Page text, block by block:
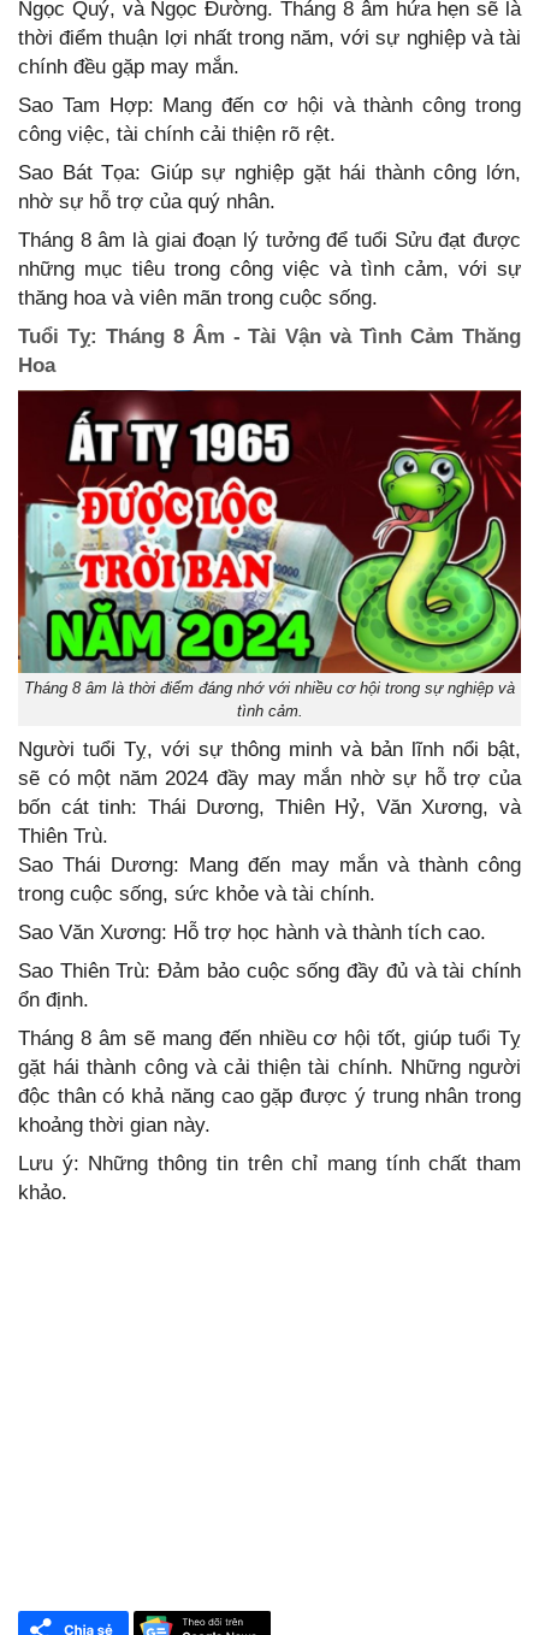
Ngọc Quý, và Ngọc Đường. Tháng 8 âm hứa hẹn sẽ là
thời điểm thuận lợi nhất trong năm, với sự nghiệp và tài
chính đều gặp may mắn.
Sao Tam Hợp: Mang đến cơ hội và thành công trong
công việc, tài chính cải thiện rõ rệt.
Sao Bát Tọa: Giúp sự nghiệp gặt hái thành công lớn,
nhờ sự hỗ trợ của quý nhân.
Tháng 8 âm là giai đoạn lý tưởng để tuổi Sửu đạt được
những mục tiêu trong công việc và tình cảm, với sự
thăng hoa và viên mãn trong cuộc sống.
Tuổi Tỵ: Tháng 8 Âm - Tài Vận và Tình Cảm Thăng
Hoa
Tháng 8 âm là thời điểm đáng nhớ với nhiều cơ hội trong sự nghiệp và
tình cảm.
Người tuổi Tỵ, với sự thông minh và bản lĩnh nổi bật,
sẽ có một năm 2024 đầy may mắn nhờ sự hỗ trợ của
bốn cát tinh: Thái Dương, Thiên Hỷ, Văn Xương, và
Thiên Trù.
Sao Thái Dương: Mang đến may mắn và thành công
trong cuộc sống, sức khỏe và tài chính.
Sao Văn Xương: Hỗ trợ học hành và thành tích cao.
Sao Thiên Trù: Đảm bảo cuộc sống đầy đủ và tài chính
ổn định.
Tháng 8 âm sẽ mang đến nhiều cơ hội tốt, giúp tuổi Tỵ
gặt hái thành công và cải thiện tài chính. Những người
độc thân có khả năng cao gặp được ý trung nhân trong
khoảng thời gian này.
Lưu ý: Những thông tin trên chỉ mang tính chất tham
khảo.